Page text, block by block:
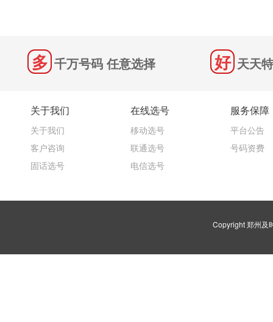
千万号码 任意选择 天天
关于我们
关于我们
客户咨询
固话选号
在线选号
移动选号
联通选号
电信选号
服务保障
平台公告
号码资费
Copyright 郑州及